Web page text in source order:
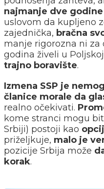
najmanje dve
uslovom da kupljeno
zajednička, bračna
manje rigorozna ni
godina živeli u
trajno boravište.
Izmena SSP je
članice morale da
realno očekivati.
kome stranci mogu
Srbiji) postoji kao
priželjkuje, malo je
pozicije Srbija može
korak.